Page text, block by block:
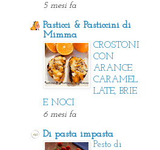
5 mesi fa
Pasticci & Pasticcini di
Mimma
CROSTONI
CON
ARANCE
CARAMEL
LATE, BRIE
E NOCI
6 mesi fa
Di pasta impasta
Pesto di